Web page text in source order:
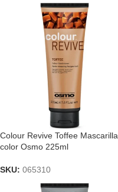
Colour Revive Toffee Mascarilla
color Osmo 225ml
SKU: 065310